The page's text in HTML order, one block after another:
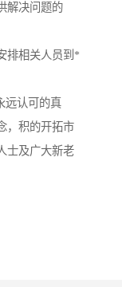
解决问题的
排相关人员到*
远认可的真
，积的开拓市
士及广大新老